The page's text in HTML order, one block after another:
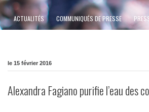
ACTUALITÉS COMMUNIQUÉS DE PRESSE
le 15 février 2016
Alexandra Fagiano purifie l’eau des